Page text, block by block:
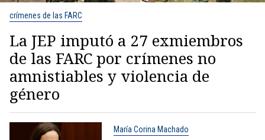
crímenes de las FARC
La JEP imputó a 27 exmiembros
de las FARC por crímenes no
amnistiables y violencia de
género
María Corina Machado